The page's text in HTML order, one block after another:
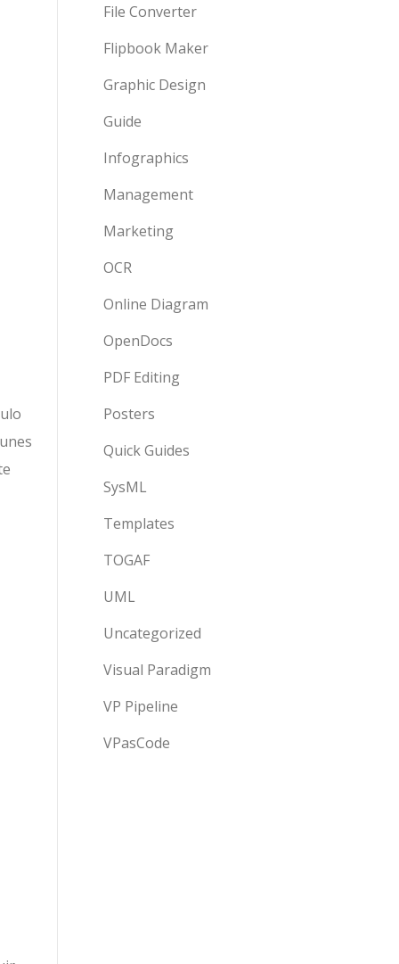
File Converter
Flipbook Maker
Graphic Design
Guide
Infographics
Management
Marketing
OCR
Online Diagram
OpenDocs
PDF Editing
Posters
Quick Guides
SysML
Templates
TOGAF
UML
Uncategorized
Visual Paradigm
VP Pipeline
VPasCode